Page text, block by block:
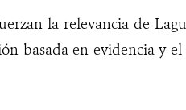
la relevancia de
basada en evidencia y